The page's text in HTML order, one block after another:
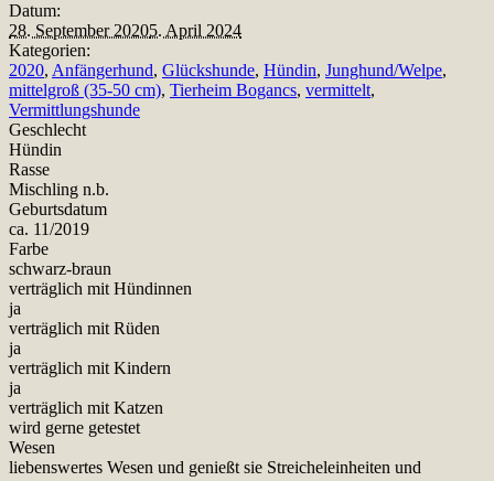
Datum:
28. September 20205. April 2024
Kategorien:
2020, Anfängerhund, Glückshunde, Hündin, Junghund/Welpe,
mittelgroß (35-50 cm), Tierheim Bogancs, vermittelt,
Vermittlungshunde
Geschlecht
Hündin
Rasse
Mischling n.b.
Geburtsdatum
ca. 11/2019
Farbe
schwarz-braun
verträglich mit Hündinnen
ja
verträglich mit Rüden
ja
verträglich mit Kindern
ja
verträglich mit Katzen
wird gerne getestet
Wesen
liebenswertes Wesen und genießt sie Streicheleinheiten und